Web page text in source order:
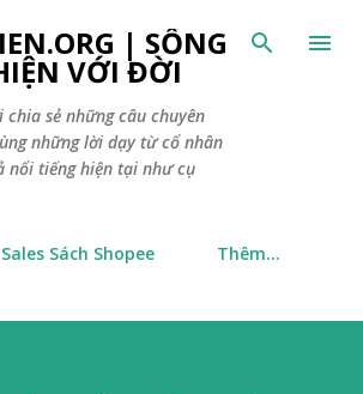
đến nội dung chính
| SỐNG
VỚI ĐỜI
sẻ những câu chuyên
những lời dạy từ cổ nhân
nổi tiếng hiện tại như cụ
Sách Shopee Thêm…